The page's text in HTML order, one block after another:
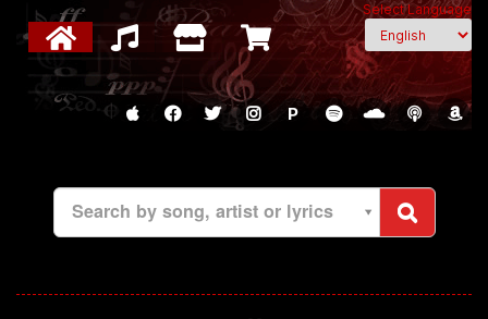
Select Language
P
Search by song, artist or lyrics